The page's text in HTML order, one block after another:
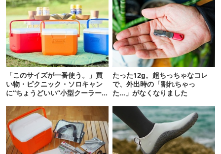
「このサイズが一番使う。」買
い物・ピクニック・ソロキャン
に“ちょうどいい”小型クーラー
たった12g。超ちっちゃなコレ
で、外出時の「割れちゃっ
た…」がなくなりました